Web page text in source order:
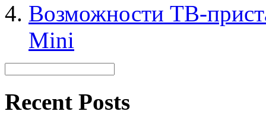
Возможности ТВ-
Mini
Recent Posts